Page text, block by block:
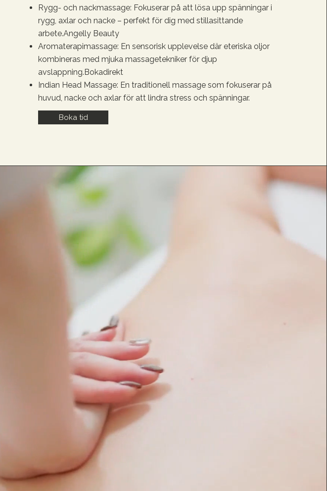
Rygg- och nackmassage: Fokuserar på att lösa upp spänningar i
rygg, axlar och nacke – perfekt för dig med stillasittande
arbete.Angelly Beauty
Aromaterapimassage: En sensorisk upplevelse där eteriska oljor
kombineras med mjuka massagetekniker för djup
avslappning.Bokadirekt
Indian Head Massage: En traditionell massage som fokuserar på
huvud, nacke och axlar för att lindra stress och spänningar.
Boka tid